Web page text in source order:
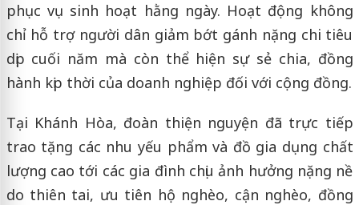
phục vụ sinh hoạt hằng ngày. Hoạt động không
chỉ hỗ trợ người dân giảm bớt gánh nặng chi tiêu
dịp cuối năm mà còn thể hiện sự sẻ chia, đồng
hành kịp thời của doanh nghiệp đối với cộng đồng.
Tại Khánh Hòa, đoàn thiện nguyện đã trực tiếp
trao tặng các nhu yếu phẩm và đồ gia dụng chất
lượng cao tới các gia đình chịu ảnh hưởng nặng nề
do thiên tai, ưu tiên hộ nghèo, cận nghèo, đồng